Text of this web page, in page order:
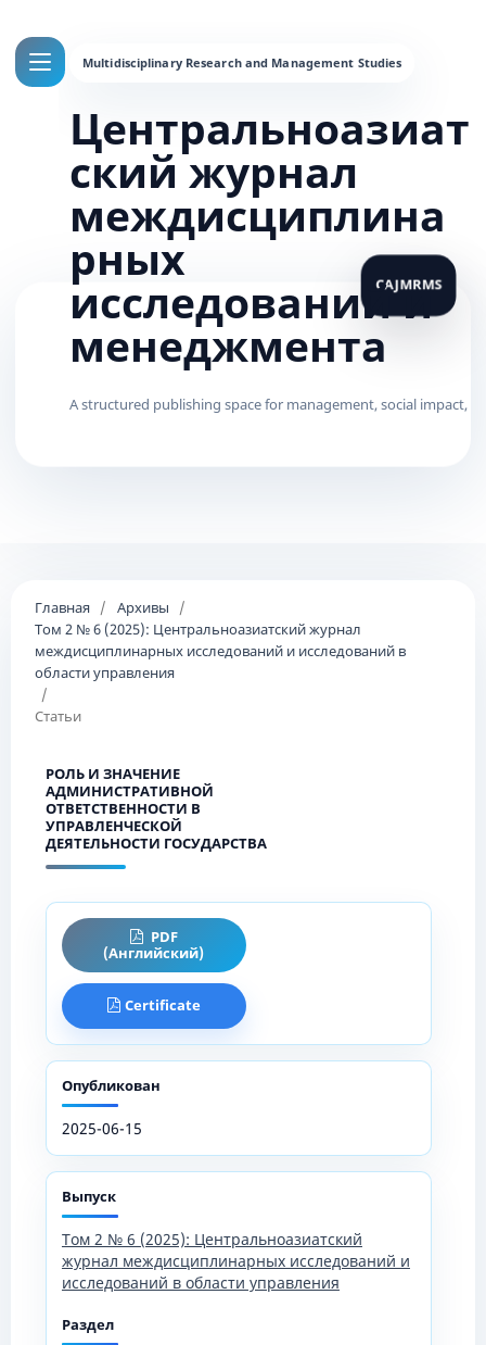
Центральноазиат
ский журнал
междисциплина
рных
исследований и
менеджмента
Главная / Архивы
/
Том 2 № 6 (2025): Центральноазиатский журнал
междисциплинарных исследований и исследований в
области управления
/
Статьи
РОЛЬ И ЗНАЧЕНИЕ
АДМИНИСТРАТИВНОЙ
ОТВЕТСТВЕННОСТИ В
УПРАВЛЕНЧЕСКОЙ
ДЕЯТЕЛЬНОСТИ ГОСУДАРСТВА
PDF
(Английский)
Certificate
Опубликован
2025-06-15
Выпуск
Том 2 № 6 (2025): Центральноазиатский
журнал междисциплинарных исследований и
исследований в области управления
Раздел